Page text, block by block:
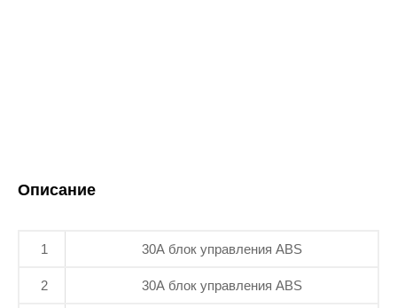
Описание
1 30А блок управления ABS
2 30А блок управления ABS